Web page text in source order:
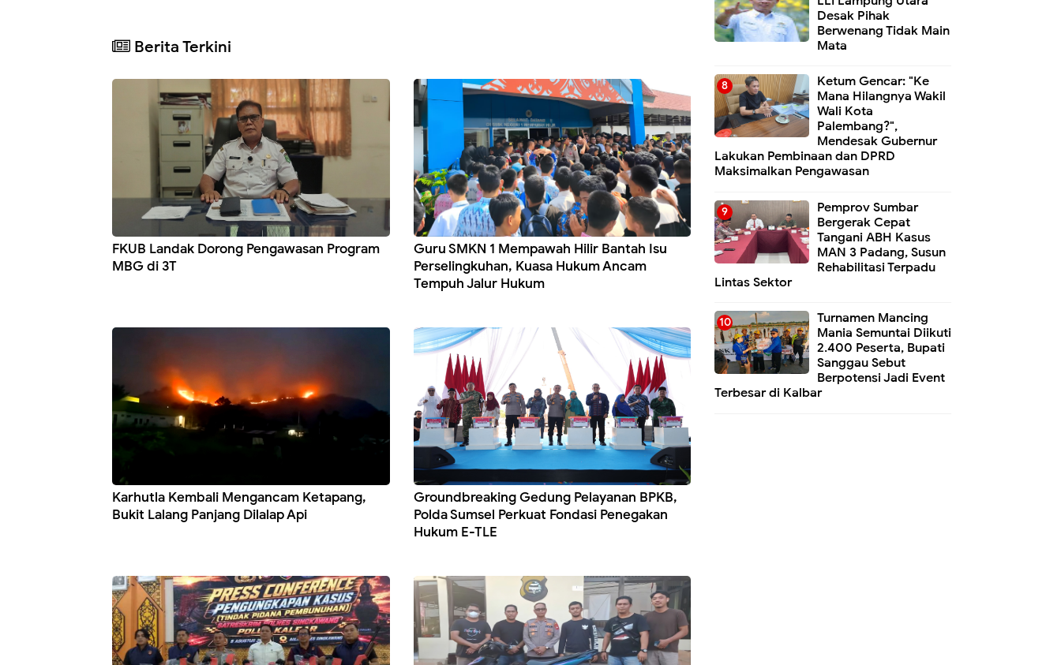
Berita Terkini
FKUB Landak Dorong Pengawasan Program
MBG di 3T
Guru SMKN 1 Mempawah Hilir Bantah Isu
Perselingkuhan, Kuasa Hukum Ancam
Tempuh Jalur Hukum
Karhutla Kembali Mengancam Ketapang,
Bukit Lalang Panjang Dilalap Api
Groundbreaking Gedung Pelayanan BPKB,
Polda Sumsel Perkuat Fondasi Penegakan
Hukum E-TLE
Desak Pihak
Berwenang Tidak Main
Mata
Ketum Gencar: "Ke
Mana Hilangnya Wakil
Wali Kota
Palembang?",
Mendesak Gubernur
Lakukan Pembinaan dan DPRD
Maksimalkan Pengawasan
Pemprov Sumbar
Bergerak Cepat
Tangani ABH Kasus
MAN 3 Padang, Susun
Rehabilitasi Terpadu
Lintas Sektor
Turnamen Mancing
Mania Semuntai Diikuti
2.400 Peserta, Bupati
Sanggau Sebut
Berpotensi Jadi Event
Terbesar di Kalbar